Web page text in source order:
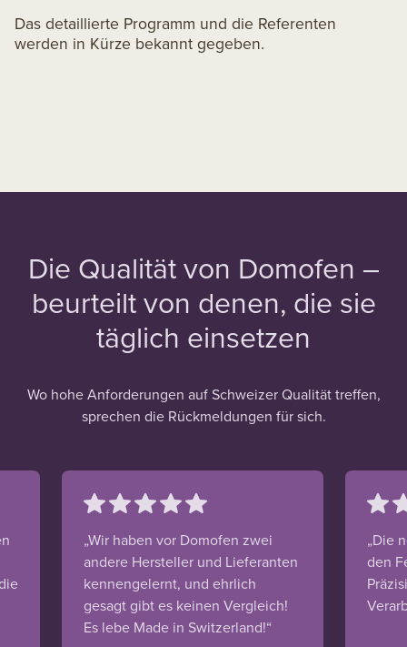
Das detaillierte Programm und die Referenten
werden in Kürze bekannt gegeben.
Die Qualität von Domofen –
beurteilt von denen, die sie
täglich einsetzen
Wo hohe Anforderungen auf Schweizer Qualität treffen,
sprechen die Rückmeldungen für sich.
„Wir haben vor Domofen zwei
andere Hersteller und Lieferanten
kennengelernt, und ehrlich
gesagt gibt es keinen Vergleich!
Es lebe Made in Switzerland!“
„Die
den